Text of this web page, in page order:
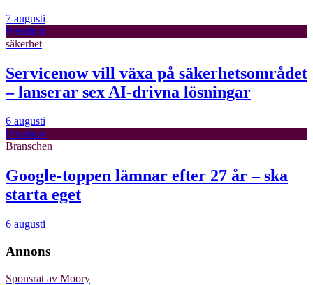
7 augusti
Premium
säkerhet
Servicenow vill växa på säkerhetsområdet
– lanserar sex AI-drivna lösningar
6 augusti
Premium
Branschen
Google-toppen lämnar efter 27 år – ska
starta eget
6 augusti
Annons
Sponsrat av Moory